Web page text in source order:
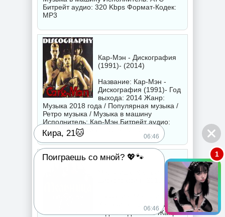
Битрейт аудио: 320 Kbps Формат-Кодек:
MP3
Кар-Мэн - Дискография
(1991)- (2014)
Название: Кар-Мэн -
Дискография (1991)- Год
выхода: 2014 Жанр:
Музыка 2018 года / Популярная музыка /
Ретро музыка / Музыка в машину
Исполнитель: Кар-Мэн Битрейт аудио:
320 Kbps Формат-Кодек: MP3
Мельница /Хелависа/ -
Название: Мельница /
Хелависа/ - Дискография
Год выхода: 2018 Жанр:
Кира, 21🐱 06:46
Поиграешь со мной? 💖🐾
06:46
1